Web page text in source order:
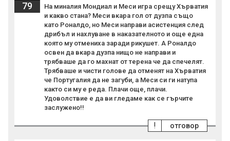
79
На миналия Мондиал и Меси игра срещу Хърватия
и какво стана? Меси вкара гол от дузпа също
като Роналдо, но Меси направи асистенция след
дрибъл и нахлуване в наказателното и още една
която му отмениха заради рикушет. А Роналдо
освен да вкара дузпа нищо не направи и
трябваше да го махнат от терена че да спечелят.
Трябваше и чисти голове да отменят на Хърватия
че Португалия да не загуби, а Меси си ги натупа
както си му е реда. Плачи още, плачи.
Удоволствие е да ви гледаме как се гърчите
заслужено!!
отговор
!